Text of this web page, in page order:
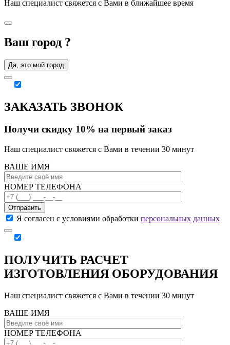
Наш специалист свяжется с Вами в ближайшее время
Ваш город ?
Да, это мой город
ЗАКАЗАТЬ ЗВОНОК
Получи скидку 10% на первый заказ
Наш специалист свяжется с Вами в течении 30 минут
ВАШЕ ИМЯ
НОМЕР ТЕЛЕФОНА
Отправить
Я согласен с условиями обработки персональных данных
ПОЛУЧИТЬ РАСЧЕТ
ИЗГОТОВЛЕНИЯ ОБОРУДОВАНИЯ
Наш специалист свяжется с Вами в течении 30 минут
ВАШЕ ИМЯ
НОМЕР ТЕЛЕФОНА